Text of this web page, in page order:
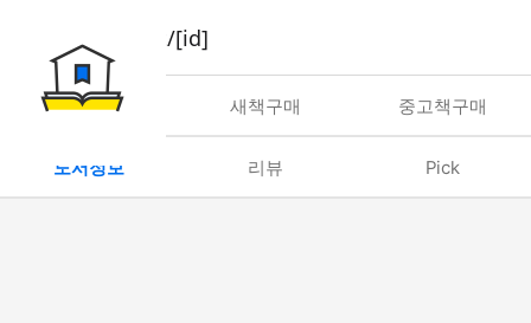
book/rent/[id]
대여 새책구매 중고책구매
도서정보 리뷰 Pick